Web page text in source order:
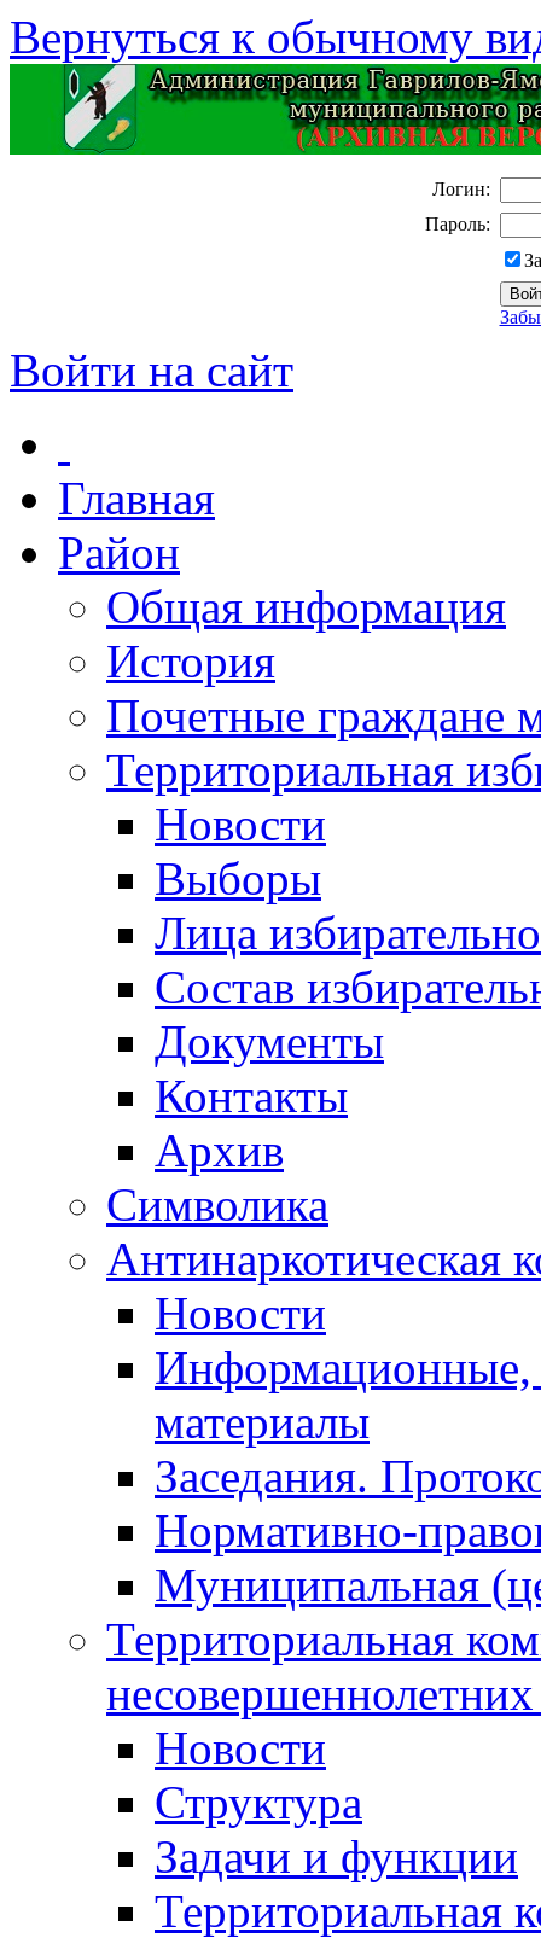
Вернуться к обычному
Логин:
Пароль:
Войти на сайт
Главная
Район
Общая информация
История
Почетные граждане
Территориальная
Новости
Выборы
Лица
Состав
Документы
Контакты
Архив
Символика
Антинаркотическая
Новости
Информационные,
материалы
Заседания.
Нормативно-
Муниципальная
Территориальная
Новости
Структура
Задачи и функции
Территориальная